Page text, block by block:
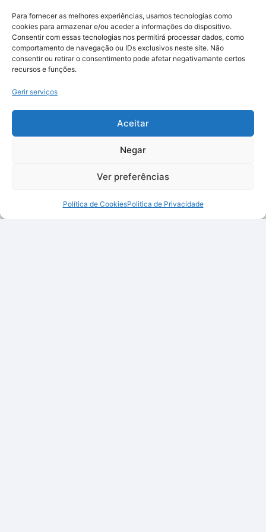
Para fornecer as melhores experiências, usamos tecnologias como
cookies para armazenar e/ou aceder a informações do dispositivo.
Consentir com essas tecnologias nos permitirá processar dados, como
comportamento de navegação ou IDs exclusivos neste site. Não
consentir ou retirar o consentimento pode afetar negativamante certos
recursos e funções.
Gerir serviços
Aceitar
Negar
Ver preferências
Política de CookiesPolitica de Privacidade